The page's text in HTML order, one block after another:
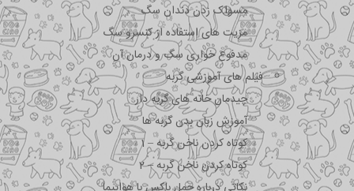
مسواک زدن دندان سگ
مزیت های استفاده از کنسرو سگ
مدفوع خواری سگ و درمان آن
فیلم های آموزشی گربه
چیدمان خانه های گربه دار
آموزش زبان بدن گربه ها
کوتاه کردن ناخن گربه – 1
کوتاه کردن ناخن گربه – 2